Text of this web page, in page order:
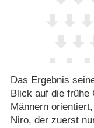
Das Ergebnis
Blick auf die frühe
Männern
Niro, der zuerst